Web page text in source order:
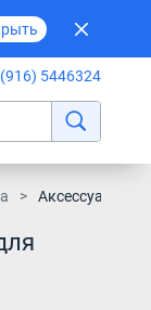
5446324
Аксессуары и